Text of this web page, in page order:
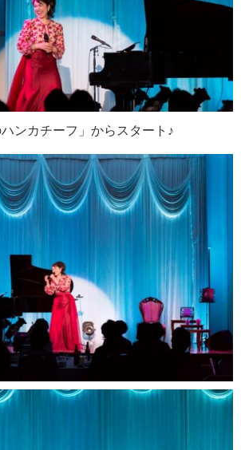
ハンカチーフ」からスタート♪